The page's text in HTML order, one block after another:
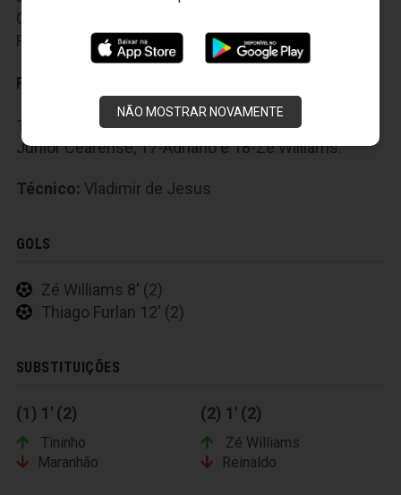
NÃO MOSTRAR NOVAMENTE
Cleyton, 9-Reinaldo, 10-Maranhão e 11-Thiago
Furlan.
Reservas:
12-Aliardo, 13-Daniel, 14-Patuta, 15-Tininho, 16-
Júnior Cearense, 17-Adriano e 18-Zé Williams.
Técnico: Vladimir de Jesus
GOLS
Zé Williams 8' (2)
Thiago Furlan 12' (2)
SUBSTITUIÇÕES
(1) 1' (2)
Tininho
Maranhão
(2) 1' (2)
Zé Williams
Reinaldo